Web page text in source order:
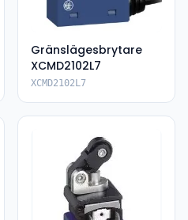
Gränslägesbrytare
XCMD2102L7
XCMD2102L7